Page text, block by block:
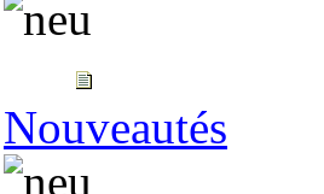
Nouveautés